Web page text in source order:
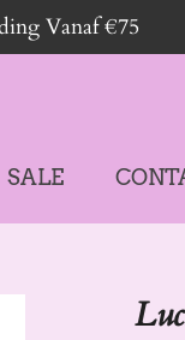
Vanaf €75
SALE